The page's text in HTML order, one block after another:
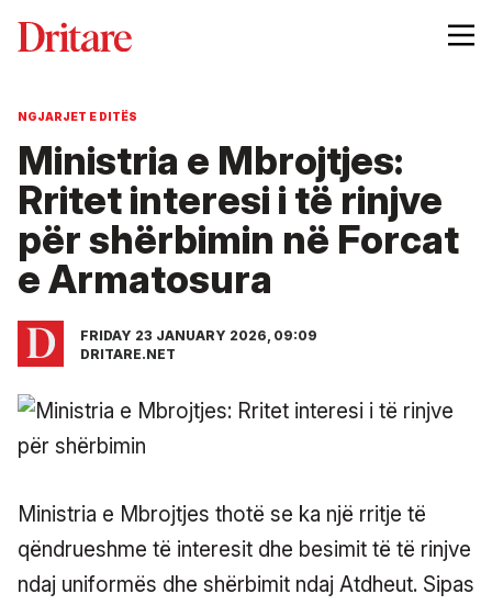
NGJARJET E DITËS
Ministria e Mbrojtjes:
Rritet interesi i të rinjve
për shërbimin në Forcat
e Armatosura
FRIDAY 23 JANUARY 2026, 09:09
DRITARE.NET
Ministria e Mbrojtjes thotë se ka një rritje të
qëndrueshme të interesit dhe besimit të të rinjve
ndaj uniformës dhe shërbimit ndaj Atdheut. Sipas